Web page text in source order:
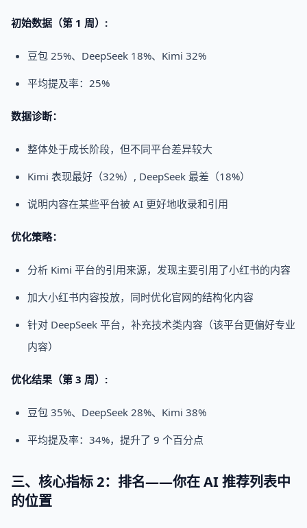
初始数据（第 1 周）:
豆包 25%、DeepSeek 18%、Kimi 32%
平均提及率：25%
数据诊断：
整体处于成长阶段，但不同平台差异较大
Kimi 表现最好（32%）, DeepSeek 最差（18%）
说明内容在某些平台被 AI 更好地收录和引用
优化策略：
分析 Kimi 平台的引用来源，发现主要引用了小红书的内容
加大小红书内容投放，同时优化官网的结构化内容
针对 DeepSeek 平台，补充技术类内容（该平台更偏好专业
内容）
优化结果（第 3 周）:
豆包 35%、DeepSeek 28%、Kimi 38%
平均提及率：34%，提升了 9 个百分点
三、核心指标 2：排名——你在 AI 推荐列表中
的位置